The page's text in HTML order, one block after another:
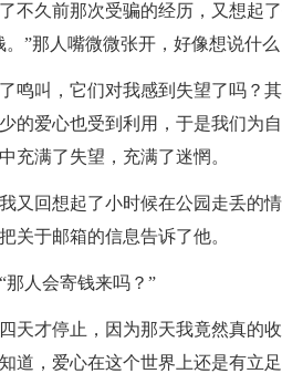
不久前那次受骗的经历，又想起
”那人嘴微微张开，好像想说什
鸣叫，它们对我感到失望了吗？
的爱心也受到利用，于是我们为
充满了失望，充满了迷惘。
又回想起了小时候在公园走丢的
关于邮箱的信息告诉了他。
那人会寄钱来吗？”
天才停止，因为那天我竟然真的
道，爱心在这个世界上还是有立足